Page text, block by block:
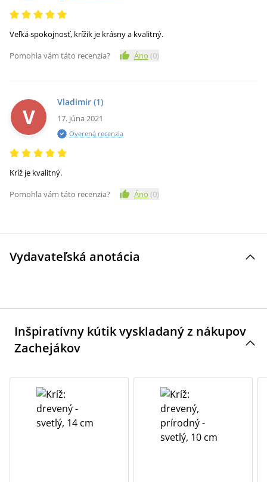
Veľká spokojnosť, krížik je krásny a kvalitný.
Pomohla vám táto recenzia?
Áno (0)
V
Vladimir (1)
17. júna 2021
Overená recenzia
Kríž je kvalitný.
Pomohla vám táto recenzia?
Áno (0)
Vydavateľská anotácia
Inšpiratívny kútik vyskladaný z nákupov
Zachejákov